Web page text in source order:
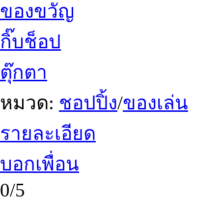
ของขวัญ
กิ๊บช็อป
ตุ๊กตา
หมวด: ชอปปิ้ง/ของเล่น
รายละเอียด
บอกเพื่อน
0/5